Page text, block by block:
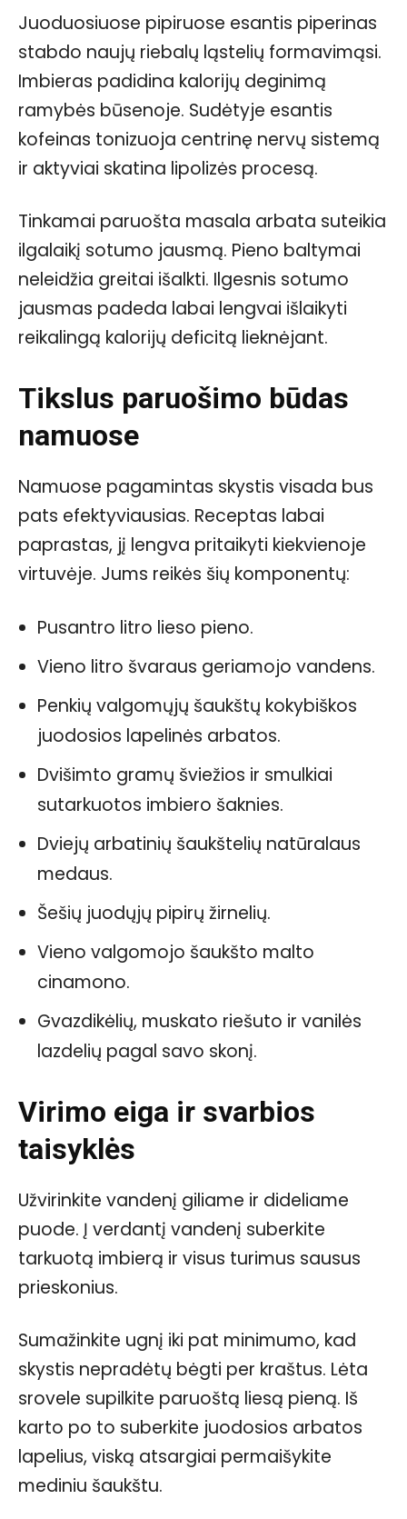
Juoduosiuose pipiruose esantis piperinas
stabdo naujų riebalų ląstelių formavimąsi.
Imbieras padidina kalorijų deginimą
ramybės būsenoje. Sudėtyje esantis
kofeinas tonizuoja centrinę nervų sistemą
ir aktyviai skatina lipolizės procesą.
Tinkamai paruošta masala arbata suteikia
ilgalaikį sotumo jausmą. Pieno baltymai
neleidžia greitai išalkti. Ilgesnis sotumo
jausmas padeda labai lengvai išlaikyti
reikalingą kalorijų deficitą lieknėjant.
Tikslus paruošimo būdas
namuose
Namuose pagamintas skystis visada bus
pats efektyviausias. Receptas labai
paprastas, jį lengva pritaikyti kiekvienoje
virtuvėje. Jums reikės šių komponentų:
Pusantro litro lieso pieno.
Vieno litro švaraus geriamojo vandens.
Penkių valgomųjų šaukštų kokybiškos
juodosios lapelinės arbatos.
Dvišimto gramų šviežios ir smulkiai
sutarkuotos imbiero šaknies.
Dviejų arbatinių šaukštelių natūralaus
medaus.
Šešių juodųjų pipirų žirnelių.
Vieno valgomojo šaukšto malto
cinamono.
Gvazdikėlių, muskato riešuto ir vanilės
lazdelių pagal savo skonį.
Virimo eiga ir svarbios
taisyklės
Užvirinkite vandenį giliame ir dideliame
puode. Į verdantį vandenį suberkite
tarkuotą imbierą ir visus turimus sausus
prieskonius.
Sumažinkite ugnį iki pat minimumo, kad
skystis nepradėtų bėgti per kraštus. Lėta
srovele supilkite paruoštą liesą pieną. Iš
karto po to suberkite juodosios arbatos
lapelius, viską atsargiai permaišykite
mediniu šaukštu.